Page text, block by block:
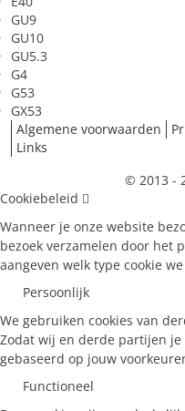
GU9
GU10
GU5.3
G4
G53
GX53
Algemene voorwaarden
Links
© 2013 -
Cookiebeleid
Wanneer je onze website
bezoek verzamelen door het
aangeven welk type cookie
Persoonlijk
We gebruiken cookies van
Zodat wij en derde partijen
gebaseerd op jouw
Functioneel